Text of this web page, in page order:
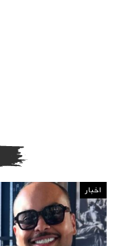
اخبار